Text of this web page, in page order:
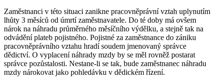
Zaměstnanci v této situaci zanikne pracovněprávní vztah uplynutím
lhůty 3 měsíců od úmrtí zaměstnavatele. Do té doby má ovšem
nárok na náhradu průměrného měsíčního výdělku, a stejně tak na
odvádění plateb pojistného. Pojistné za zaměstnance do zániku
pracovněprávního vztahu hradí soudem jmenovaný správce
dědictví. O vyplacení náhrady mzdy by se měl rovněž postarat
správce pozůstalosti. Nestane-li se tak, bude zaměstnanec náhradu
mzdy nárokovat jako pohledávku v dědickém řízení.